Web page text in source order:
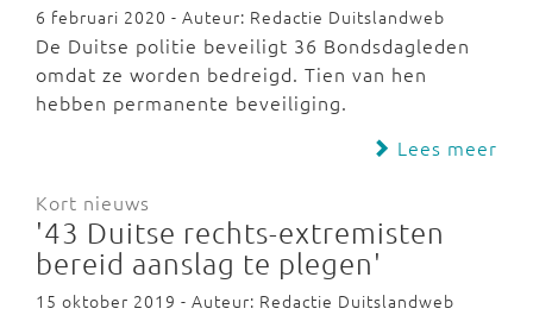
6 februari 2020 - Auteur: Redactie Duitslandweb
De Duitse politie beveiligt 36 Bondsdagleden
omdat ze worden bedreigd. Tien van hen
hebben permanente beveiliging.
Lees meer
Kort nieuws
'43 Duitse rechts-extremisten
bereid aanslag te plegen'
15 oktober 2019 - Auteur: Redactie Duitslandweb